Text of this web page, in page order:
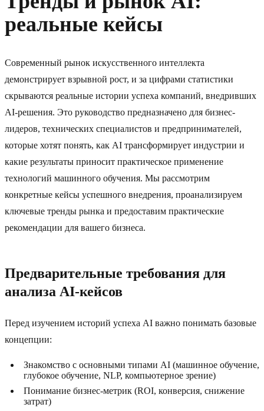
реальные кейсы
Современный рынок искусственного интеллекта
демонстрирует взрывной рост, и за цифрами статистики
скрываются реальные истории успеха компаний, внедривших
AI-решения. Это руководство предназначено для бизнес-
лидеров, технических специалистов и предпринимателей,
которые хотят понять, как AI трансформирует индустрии и
какие результаты приносит практическое применение
технологий машинного обучения. Мы рассмотрим
конкретные кейсы успешного внедрения, проанализируем
ключевые тренды рынка и предоставим практические
рекомендации для вашего бизнеса.
Предварительные требования для
анализа AI-кейсов
Перед изучением историй успеха AI важно понимать базовые
концепции:
Знакомство с основными типами AI (машинное обучение,
глубокое обучение, NLP, компьютерное зрение)
Понимание бизнес-метрик (ROI, конверсия, снижение
затрат)